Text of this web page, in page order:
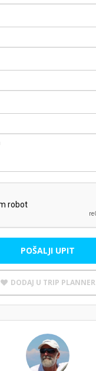
POŠALJI UPIT
DODAJ U TRIP PLANNER